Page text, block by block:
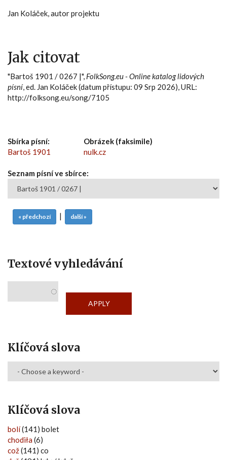
Jan Koláček, autor projektu
Jak citovat
"Bartoš 1901 / 0267 |", FolkSong.eu - Online katalog lidových
písní, ed. Jan Koláček (datum přístupu: 09 Srp 2026), URL:
http://folksong.eu/song/7105
Sbírka písní:
Bartoš 1901
Obrázek (faksimile)
nulk.cz
Seznam písní ve sbírce:
« předchozí | další »
Textové vyhledávání
Klíčová slova
Klíčová slova
bolí(141) bolet
chodiła(6)
což(141) co